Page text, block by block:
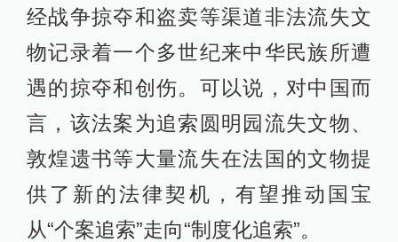
经战争掠夺和盗卖等渠道非法流失文
物记录着一个多世纪来中华民族所遭
遇的掠夺和创伤。可以说，对中国而
言，该法案为追索圆明园流失文物、
敦煌遗书等大量流失在法国的文物提
供了新的法律契机，有望推动国宝
从“个案追索”走向“制度化追索”。